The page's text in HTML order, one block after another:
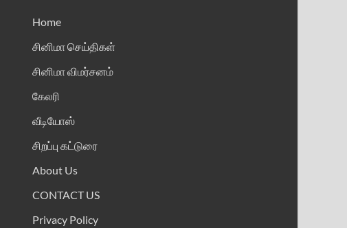
Home
சினிமா செய்திகள்
சினிமா விமர்சனம்
கேலரி
வீடியோஸ்
சிறப்பு கட்டுரை
About Us
CONTACT US
Privacy Policy